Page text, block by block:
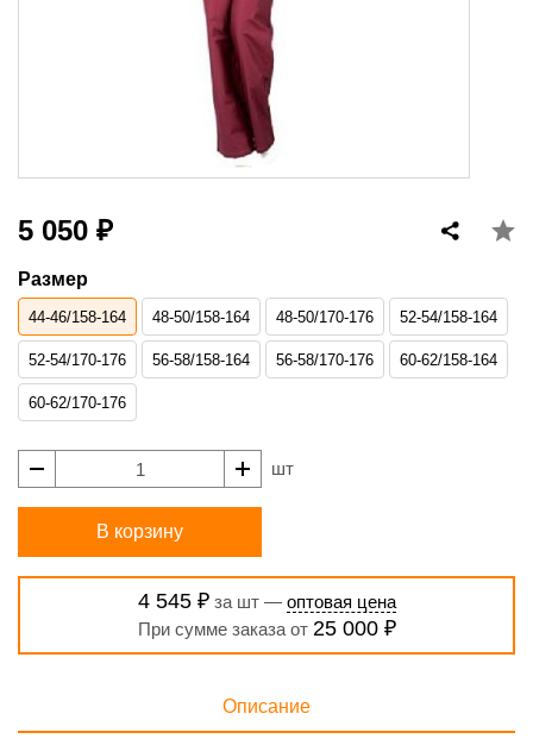
5 050 ₽
Размер
44-46/158-164 48-50/158-164 48-50/170-176 52-54/158-164
52-54/170-176 56-58/158-164 56-58/170-176 60-62/158-164
60-62/170-176
шт
В корзину
4 545 ₽за шт — оптовая цена
При сумме заказа от 25 000 ₽
Описание